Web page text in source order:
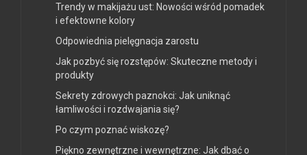
Trendy w makijażu ust: Nowości wśród pomadek
i efektowne kolory
Odpowiednia pielęgnacja zarostu
Jak pozbyć się rozstępów: Skuteczne metody i
produkty
Sekrety zdrowych paznokci: Jak uniknąć
łamliwości i rozdwajania się?
Po czym poznać wiskozę?
Piękno zewnętrzne i wewnętrzne: Jak dbać o